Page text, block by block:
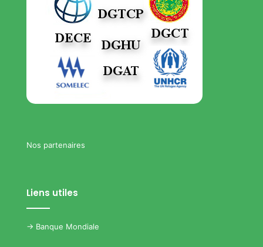
Nos partenaires
Liens utiles
-> Banque Mondiale